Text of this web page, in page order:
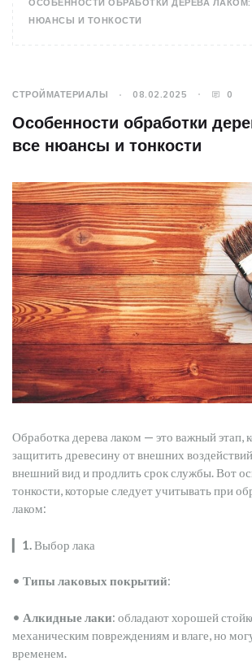
НЮАНСЫ И ТОНКОСТИ
СТРОЙМАТЕРИАЛЫ 08.02.2025 0
Особенности обработки
все нюансы и тонкости
Обработка дерева лаком — это важный этап,
защитить древесину от внешних
внешний вид и продлить срок службы. Вот
тонкости, которые следует учитывать при
лаком:
1.Выбор лака
• Типы лаковых покрытий:
• Алкидные лаки: обладают хорошей
механическим повреждениям и влаге, но
временем.